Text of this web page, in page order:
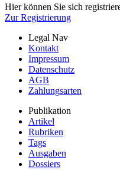
Hier können Sie sich
Zur Registrierung
Legal Nav
Kontakt
Impressum
Datenschutz
AGB
Zahlungsarten
Publikation
Artikel
Rubriken
Tags
Ausgaben
Dossiers